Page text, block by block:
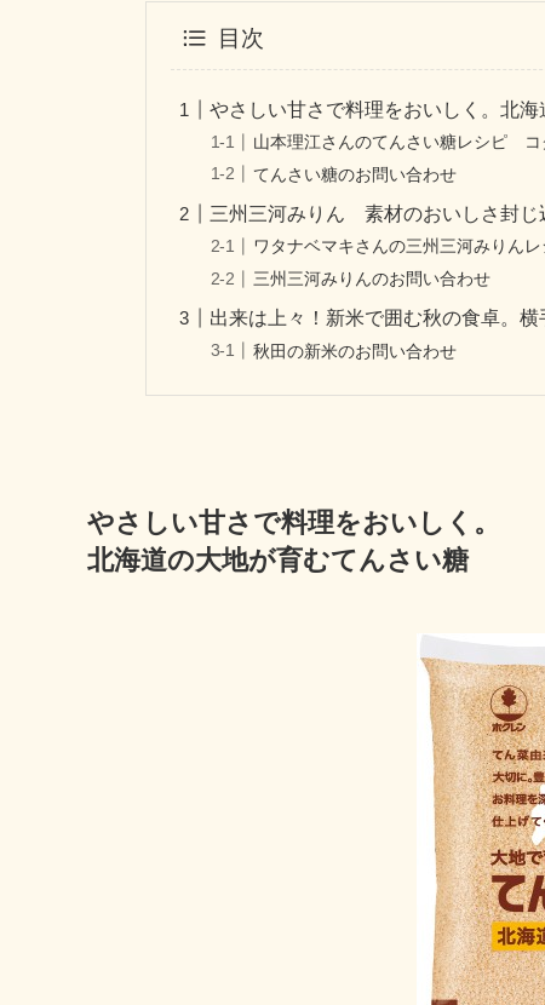
目次
やさしい甘さで料理をおいしく。北
山本理江さんのてんさい糖レシピ コ
てんさい糖のお問い合わせ
三州三河みりん 素材のおいしさ封
ワタナベマキさんの三州三河みりん
三州三河みりんのお問い合わせ
出来は上々！新米で囲む秋の食卓。
秋田の新米のお問い合わせ
やさしい甘さで料理をおいしく。
北海道の大地が育むてんさい糖